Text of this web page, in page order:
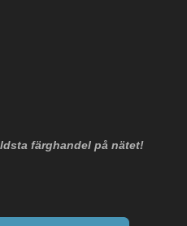
färghandel på nätet!